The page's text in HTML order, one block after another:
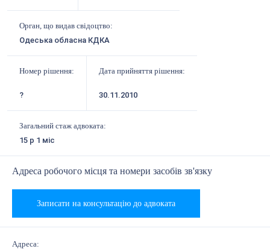
Орган, що видав свідоцтво:
Одеська обласна КДКА
Номер рішення:
?
Дата прийняття рішення:
30.11.2010
Загальний стаж адвоката:
15 р 1 міс
Адреса робочого місця та номери засобів зв'язку
Записати на консультацію до адвоката
Адреса: